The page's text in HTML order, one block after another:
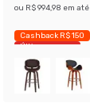
ou R$ 994,98 em até
Cashback R$ 150
Últimas peças